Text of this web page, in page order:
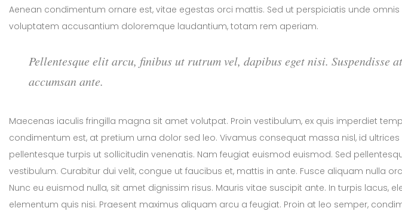
Aenean condimentum ornare est, vitae egestas orci mattis. Sed ut perspiciatis unde omnis
voluptatem accusantium doloremque laudantium, totam rem aperiam.
Pellentesque elit arcu, finibus ut rutrum vel, dapibus eget nisi. Suspendisse
accumsan ante.
Maecenas iaculis fringilla magna sit amet volutpat. Proin vestibulum, ex quis imperdiet
condimentum est, at pretium urna dolor sed leo. Vivamus consequat massa nisl, id ultrices
pellentesque turpis ut sollicitudin venenatis. Nam feugiat euismod euismod. Sed
vestibulum. Curabitur dui velit, congue ut faucibus et, mattis in ante. Fusce aliquam nulla
Nunc eu euismod nulla, sit amet dignissim risus. Mauris vitae suscipit ante. In turpis lacus,
elementum quis nisi. Praesent maximus aliquam arcu a feugiat. Proin at leo semper,